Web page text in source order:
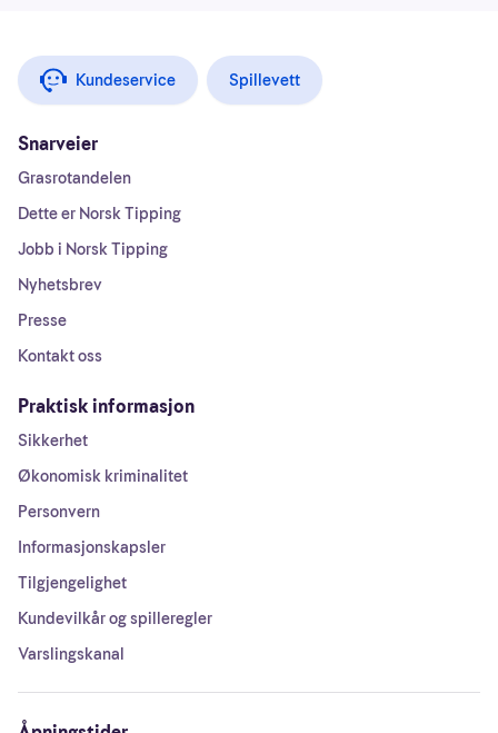
Kundeservice Spillevett
Snarveier
Grasrotandelen
Dette er Norsk Tipping
Jobb i Norsk Tipping
Nyhetsbrev
Presse
Kontakt oss
Praktisk informasjon
Sikkerhet
Økonomisk kriminalitet
Personvern
Informasjonskapsler
Tilgjengelighet
Kundevilkår og spilleregler
Varslingskanal